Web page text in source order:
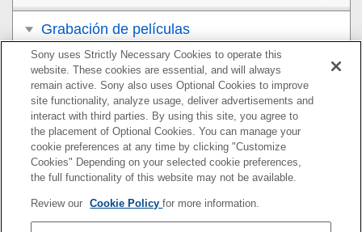
Grabación de películas
Visionado
Personalización de la cámara
Utilización de las funciones de red
Utilización de un ordenador
Lista de elementos de MENU
Sony uses Strictly Necessary Cookies to operate this
website. These cookies are essential, and will always
remain active. Sony also uses Optional Cookies to improve
site functionality, analyze usage, deliver advertisements and
interact with third parties. By using this site, you agree to
the placement of Optional Cookies. You can manage your
cookie preferences at any time by clicking "Customize
Cookies" Depending on your selected cookie preferences,
the full functionality of this website may not be available.
Review our Cookie Policyfor more information.